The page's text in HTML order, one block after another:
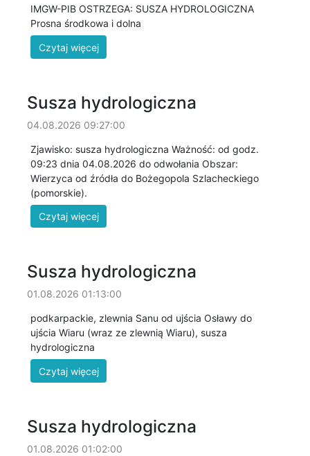
IMGW-PIB OSTRZEGA: SUSZA HYDROLOGICZNA
Prosna środkowa i dolna
Susza hydrologiczna
04.08.2026 09:27:00
Zjawisko: susza hydrologiczna Ważność: od godz.
09:23 dnia 04.08.2026 do odwołania Obszar:
Wierzyca od źródła do Bożegopola Szlacheckiego
(pomorskie).
Susza hydrologiczna
01.08.2026 01:13:00
podkarpackie, zlewnia Sanu od ujścia Osławy do
ujścia Wiaru (wraz ze zlewnią Wiaru), susza
hydrologiczna
Susza hydrologiczna
01.08.2026 01:02:00